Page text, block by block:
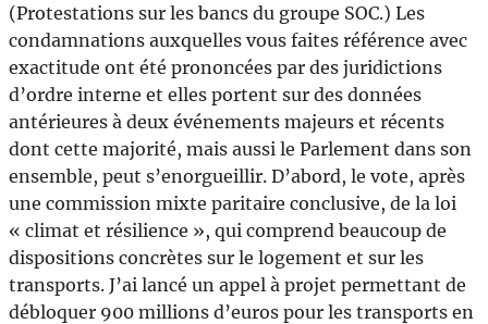
(Protestations sur les bancs du groupe SOC.) Les
condamnations auxquelles vous faites référence avec
exactitude ont été prononcées par des juridictions
d’ordre interne et elles portent sur des données
antérieures à deux événements majeurs et récents
dont cette majorité, mais aussi le Parlement dans son
ensemble, peut s’enorgueillir. D’abord, le vote, après
une commission mixte paritaire conclusive, de la loi
« climat et résilience », qui comprend beaucoup de
dispositions concrètes sur le logement et sur les
transports. J’ai lancé un appel à projet permettant de
débloquer 900 millions d’euros pour les transports en